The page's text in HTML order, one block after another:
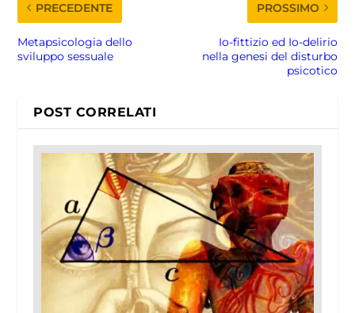
PRECEDENTE
Metapsicologia dello
sviluppo sessuale
PROSSIMO
Io-fittizio ed Io-delirio
nella genesi del disturbo
psicotico
POST CORRELATI